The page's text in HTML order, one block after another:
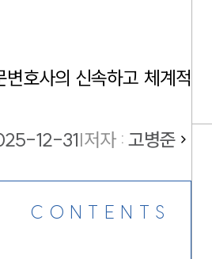
호사의 신속하고 체계적
12-31|저자 : 고병준
CONTENTS